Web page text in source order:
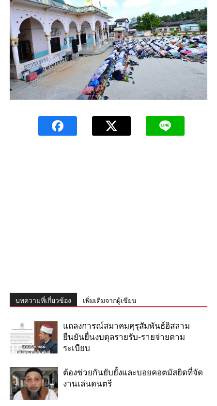
บทความที่เกี่ยวข้อง เพิ่มเติมจากผู้เขียน
แถลงการณ์สมาคมคุรุสัมพันธ์อิสลาม
ยืนยันยื่นงบดุลรายรับ-รายจ่ายตาม
ระเบียบ
ต้องช่วยกันยับยั้งและบอยคอตมัสยิดที่จัด
งานเล่นดนตรี